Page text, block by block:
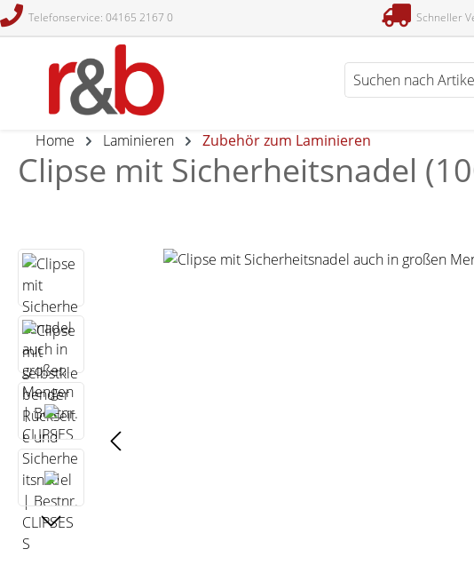
Zur Suche springen
Telefonservice: 04165 2167 0 Schneller
Home Laminieren Zubehör zum Laminieren
Clipse mit Sicherheitsnadel
Bildergalerie überspringen